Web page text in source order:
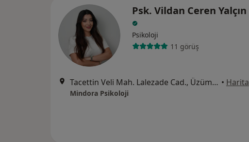
Psk. Vildan Ceren Yalçın
Psikoloji
11 görüş
Tacettin Veli Mah. Lalezade Cad., Üzüm Center Kat:4, Kayseri, Melikgazi • Harita
Mindora Psikoloji